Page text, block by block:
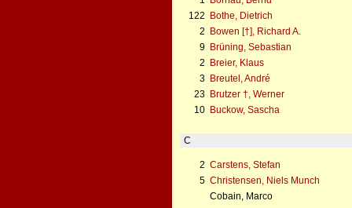
122
Bothe, Dietrich
2
Bowen [†], Richard A.
9 Brüning, Sebastian
2
Breier, Klaus
3 Breutel, André
23 Brutzer †, Werner
10 Buckow, Sascha
C
2 Carstens, Stefan
5 Christensen, Niels Munch
Cobain, Marco